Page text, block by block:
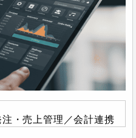
・売上管理／会計連携